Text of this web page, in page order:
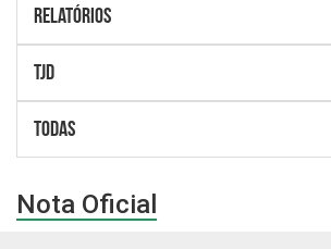
Relatórios
TJD
Todas
Nota Oficial